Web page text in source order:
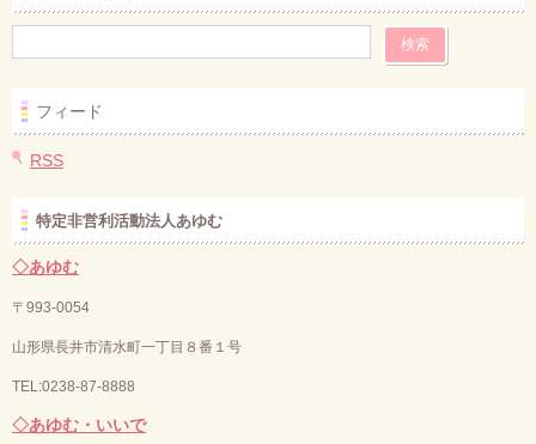
フィード
RSS
特定非営利活動法人あゆむ
◇あゆむ
〒993-0054
山形県長井市清水町一丁目８番１号
TEL:0238-87-8888
◇あゆむ・いいで